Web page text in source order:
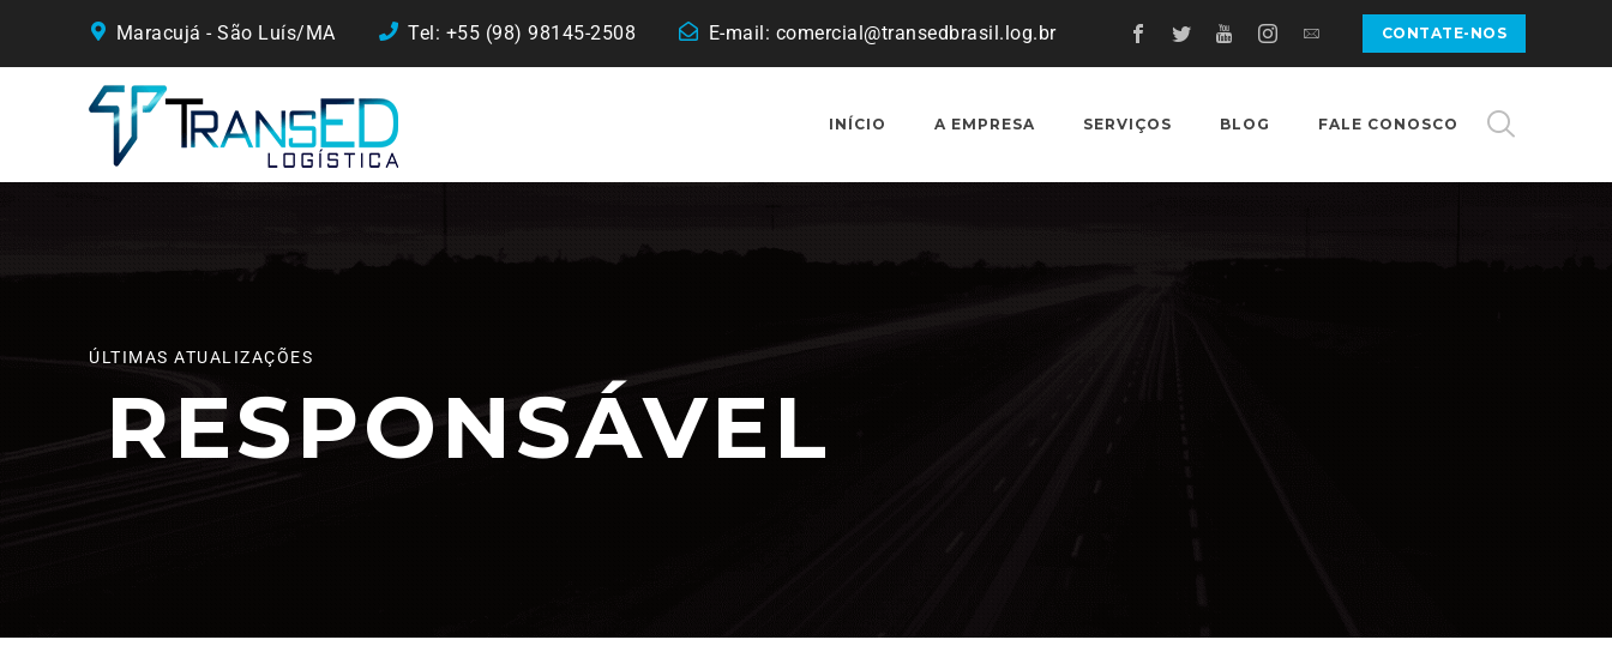
Maracujá - São Luís/MA Tel: +55 (98) 98145-2508 E-mail: comercial@transedbrasil.log.br CONTATE-NOS
INÍCIO A EMPRESA SERVIÇOS BLOG FALE CONOSCO
ÚLTIMAS ATUALIZAÇÕES
RESPONSÁVEL